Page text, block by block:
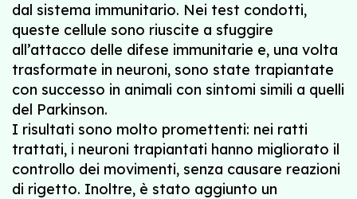
dal sistema immunitario. Nei test condotti,
queste cellule sono riuscite a sfuggire
all’attacco delle difese immunitarie e, una volta
trasformate in neuroni, sono state trapiantate
con successo in animali con sintomi simili a quelli
del Parkinson.
I risultati sono molto promettenti: nei ratti
trattati, i neuroni trapiantati hanno migliorato il
controllo dei movimenti, senza causare reazioni
di rigetto. Inoltre, è stato aggiunto un